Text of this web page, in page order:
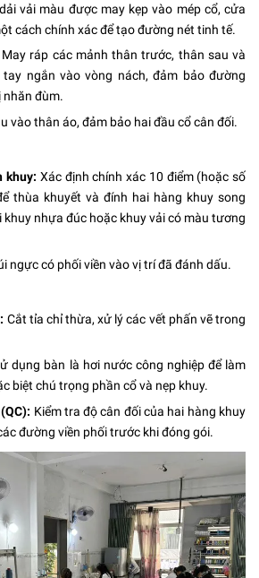
vải màu được may kẹp vào mép cổ, cửa
cách chính xác để tạo đường nét tinh tế.
May ráp các mảnh thân trước, thân sau và
ngắn vào vòng nách, đảm bảo đường
nhăn đùm.
vào thân áo, đảm bảo hai đầu cổ cân đối.
khuy: Xác định chính xác 10 điểm (hoặc số
thùa khuyết và đính hai hàng khuy song
khuy nhựa đúc hoặc khuy vải có màu tương
ngực có phối viền vào vị trí đã đánh dấu.
Cắt tỉa chỉ thừa, xử lý các vết phấn vẽ trong
dụng bàn là hơi nước công nghiệp để làm
biệt chú trọng phần cổ và nẹp khuy.
Kiểm tra độ cân đối của hai hàng khuy
đường viền phối trước khi đóng gói.